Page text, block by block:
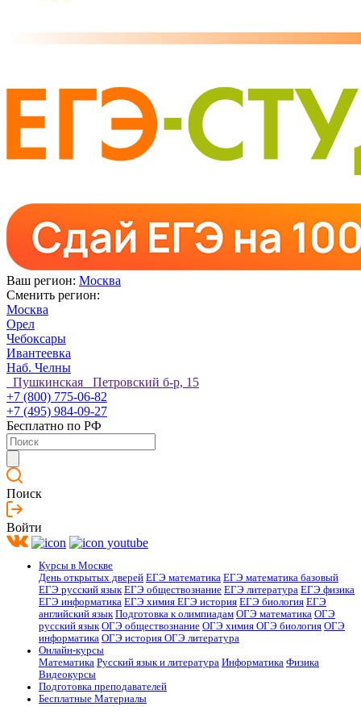
Ваш регион: Москва
Сменить регион:
Москва
Орел
Чебоксары
Ивантеевка
Наб. Челны
Пушкинская Петровский б-р, 15
+7 (800) 775-06-82
+7 (495) 984-09-27
Бесплатно по РФ
Поиск
Войти
Курсы в Москве
День открытых дверей ЕГЭ математика ЕГЭ математика базовый
ЕГЭ русский язык ЕГЭ обществознание ЕГЭ литература ЕГЭ физика
ЕГЭ информатика ЕГЭ химия ЕГЭ история ЕГЭ биология ЕГЭ
английский язык Подготовка к олимпиадам ОГЭ математика ОГЭ
русский язык ОГЭ обществознание ОГЭ химия ОГЭ биология ОГЭ
информатика ОГЭ история ОГЭ литература
Онлайн-курсы
Математика Русский язык и литература Информатика Физика
Видеокурсы
Подготовка преподавателей
Бесплатные Материалы